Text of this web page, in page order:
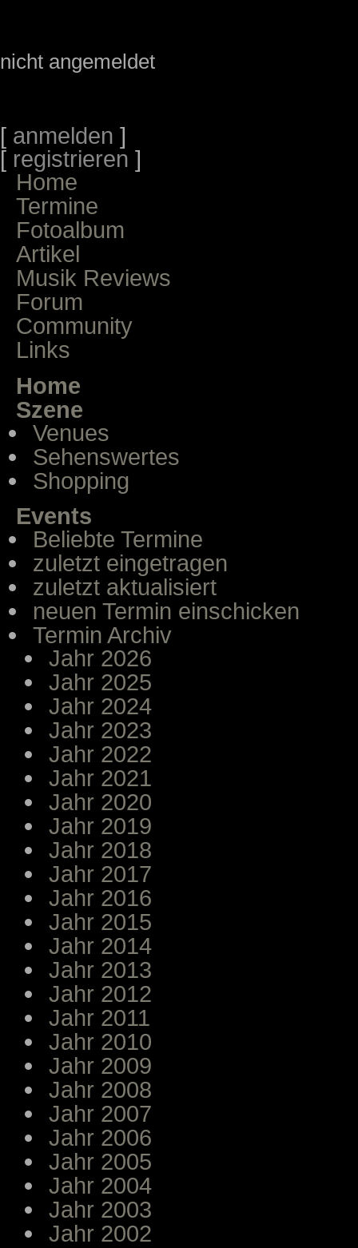
nicht angemeldet
[ anmelden ]
[ registrieren ]
Home
Termine
Fotoalbum
Artikel
Musik Reviews
Forum
Community
Links
Home
Szene
Venues
Sehenswertes
Shopping
Events
Beliebte Termine
zuletzt eingetragen
zuletzt aktualisiert
neuen Termin einschicken
Termin Archiv
Jahr 2026
Jahr 2025
Jahr 2024
Jahr 2023
Jahr 2022
Jahr 2021
Jahr 2020
Jahr 2019
Jahr 2018
Jahr 2017
Jahr 2016
Jahr 2015
Jahr 2014
Jahr 2013
Jahr 2012
Jahr 2011
Jahr 2010
Jahr 2009
Jahr 2008
Jahr 2007
Jahr 2006
Jahr 2005
Jahr 2004
Jahr 2003
Jahr 2002